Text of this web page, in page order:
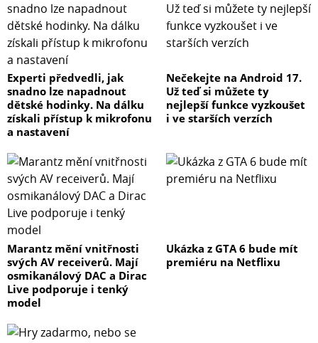
Experti předvedli, jak
snadno lze napadnout
dětské hodinky. Na dálku
získali přístup k mikrofonu
a nastavení
Nečekejte na Android 17.
Už teď si můžete ty
nejlepší funkce vyzkoušet
i ve starších verzích
Marantz mění vnitřnosti
svých AV receiverů. Mají
osmikanálový DAC a Dirac
Live podporuje i tenký
model
Ukázka z GTA 6 bude mít
premiéru na Netflixu